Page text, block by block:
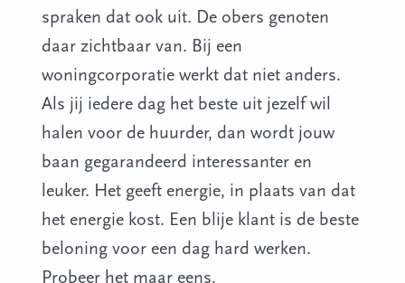
spraken dat ook uit. De obers genoten
daar zichtbaar van. Bij een
woningcorporatie werkt dat niet anders.
Als jij iedere dag het beste uit jezelf wil
halen voor de huurder, dan wordt jouw
baan gegarandeerd interessanter en
leuker. Het geeft energie, in plaats van dat
het energie kost. Een blije klant is de beste
beloning voor een dag hard werken.
Probeer het maar eens.